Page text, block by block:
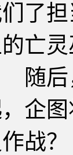
了
的亡
后，
企
战？